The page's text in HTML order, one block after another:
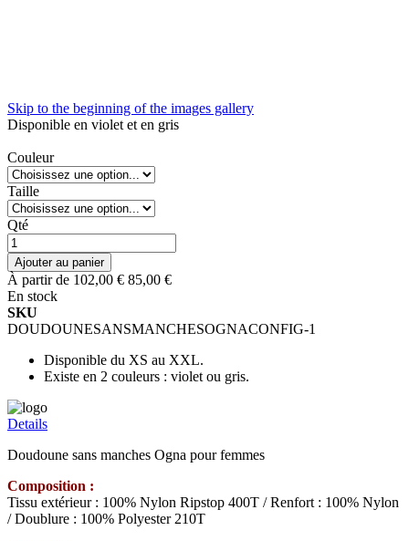
Skip to the beginning of the images gallery
Disponible en violet et en gris
Couleur
Taille
Qté
Ajouter au panier
À partir de 102,00 € 85,00 €
En stock
SKU
DOUDOUNESANSMANCHESOGNACONFIG-1
Disponible du XS au XXL.
Existe en 2 couleurs : violet ou gris.
Details
Doudoune sans manches Ogna pour femmes
Composition :
Tissu extérieur : 100% Nylon Ripstop 400T / Renfort : 100% Nylon
/ Doublure : 100% Polyester 210T